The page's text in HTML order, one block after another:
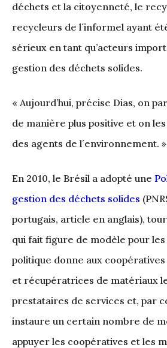
déchets et la citoyenneté, le
recycleurs de l´informel ayant
sérieux en tant qu’acteurs
gestion des déchets solides.
« Aujourd’hui, précise Dias, on
de manière plus positive et on
des agents de l´environnement. »
En 2010, le Brésil a adopté une
gestion des déchets solides
portugais, article en anglais),
qui fait figure de modèle pour les
politique donne aux
et récupératrices de matériaux
prestataires de services et, par
instaure un certain nombre de
appuyer les coopératives et les